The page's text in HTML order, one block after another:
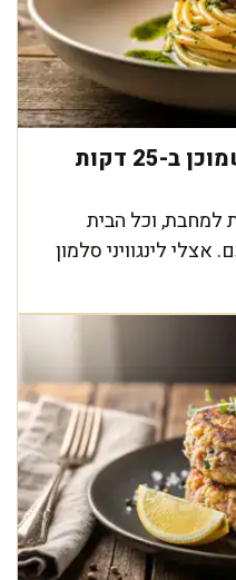
לינגוויני סלמון מפנק שמוכן ב-25 דקות
למחבת, וכל הבית
לינגוויני סלמון